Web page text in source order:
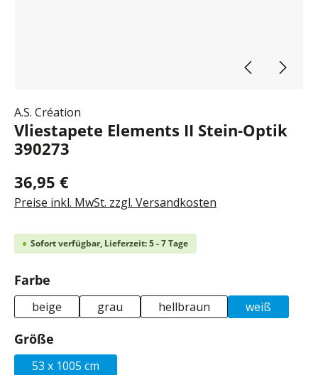
A.S. Création
Vliestapete Elements II Stein-Optik
390273
36,95 €
Preise inkl. MwSt. zzgl. Versandkosten
Sofort verfügbar, Lieferzeit: 5 - 7 Tage
Farbe
beige grau hellbraun weiß
Größe
53 x 1005 cm